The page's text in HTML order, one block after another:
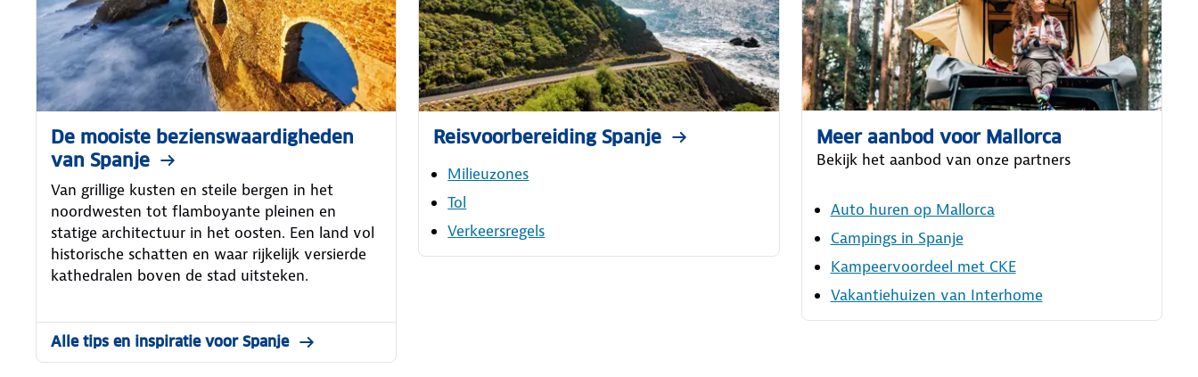
De mooiste bezienswaardigheden
van Spanje
Van grillige kusten en steile bergen in het
noordwesten tot flamboyante pleinen en
statige architectuur in het oosten. Een land vol
historische schatten en waar rijkelijk versierde
kathedralen boven de stad uitsteken.
Alle tips en inspiratie voor Spanje
Reisvoorbereiding Spanje
Milieuzones
Tol
Verkeersregels
Meer aanbod voor Mallorca
Bekijk het aanbod van onze partners
Auto huren op Mallorca
Campings in Spanje
Kampeervoordeel met CKE
Vakantiehuizen van Interhome